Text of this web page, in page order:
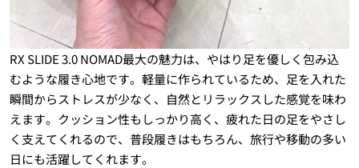
RX SLIDE 3.0 NOMAD最大の魅力は、やはり足を優しく包み込
むような履き心地です。軽量に作られているため、足を入れた
瞬間からストレスが少なく、自然とリラックスした感覚を味わ
えます。クッション性もしっかり高く、疲れた日の足をやさし
く支えてくれるので、普段履きはもちろん、旅行や移動の多い
日にも活躍してくれます。